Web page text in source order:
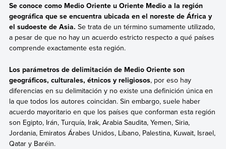
Se conoce como Medio Oriente u Oriente Medio a la región
geográfica que se encuentra ubicada en el noreste de África y
el sudoeste de Asia. Se trata de un término sumamente utilizado,
a pesar de que no hay un acuerdo estricto respecto a qué países
comprende exactamente esta región.
Los parámetros de delimitación de Medio Oriente son
geográficos, culturales, étnicos y religiosos, por eso hay
diferencias en su delimitación y no existe una definición única en
la que todos los autores coincidan. Sin embargo, suele haber
acuerdo mayoritario en que los países que conforman esta región
son Egipto, Irán, Turquía, Irak, Arabia Saudita, Yemen, Siria,
Jordania, Emiratos Árabes Unidos, Líbano, Palestina, Kuwait, Israel,
Qatar y Baréin.